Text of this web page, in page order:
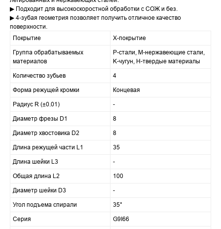
▶ Подходит для высокоскоростной обработки с СОЖ и без.
▶ 4-зубая геометрия позволяет получить отличное качество
поверхности.
Покрытие
X-покрытие
Группа обрабатываемых
материалов
P-стали, M-нержавеющие стали,
K-чугун, H-твердые материалы
Количество зубьев
4
Форма режущей кромки
Концевая
Радиус R (±0.01)
-
Диаметр фрезы D1
8
Диаметр хвостовика D2
8
Длина режущей части L1
35
Длина шейки L3
-
Общая длина L2
100
Диаметр шейки D3
-
Угол подъема спирали
35°
Серия
G9I66